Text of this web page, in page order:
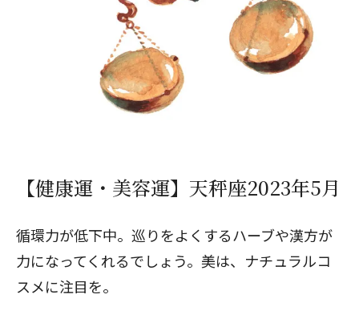
【健康運・美容運】天秤座2023年5月
循環力が低下中。巡りをよくするハーブや漢方が
力になってくれるでしょう。美は、ナチュラルコ
スメに注目を。